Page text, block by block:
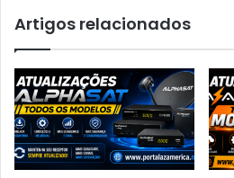
Artigos relacionados